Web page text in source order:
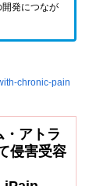
発につなが
chronic-pain
アトラ
侵害受容